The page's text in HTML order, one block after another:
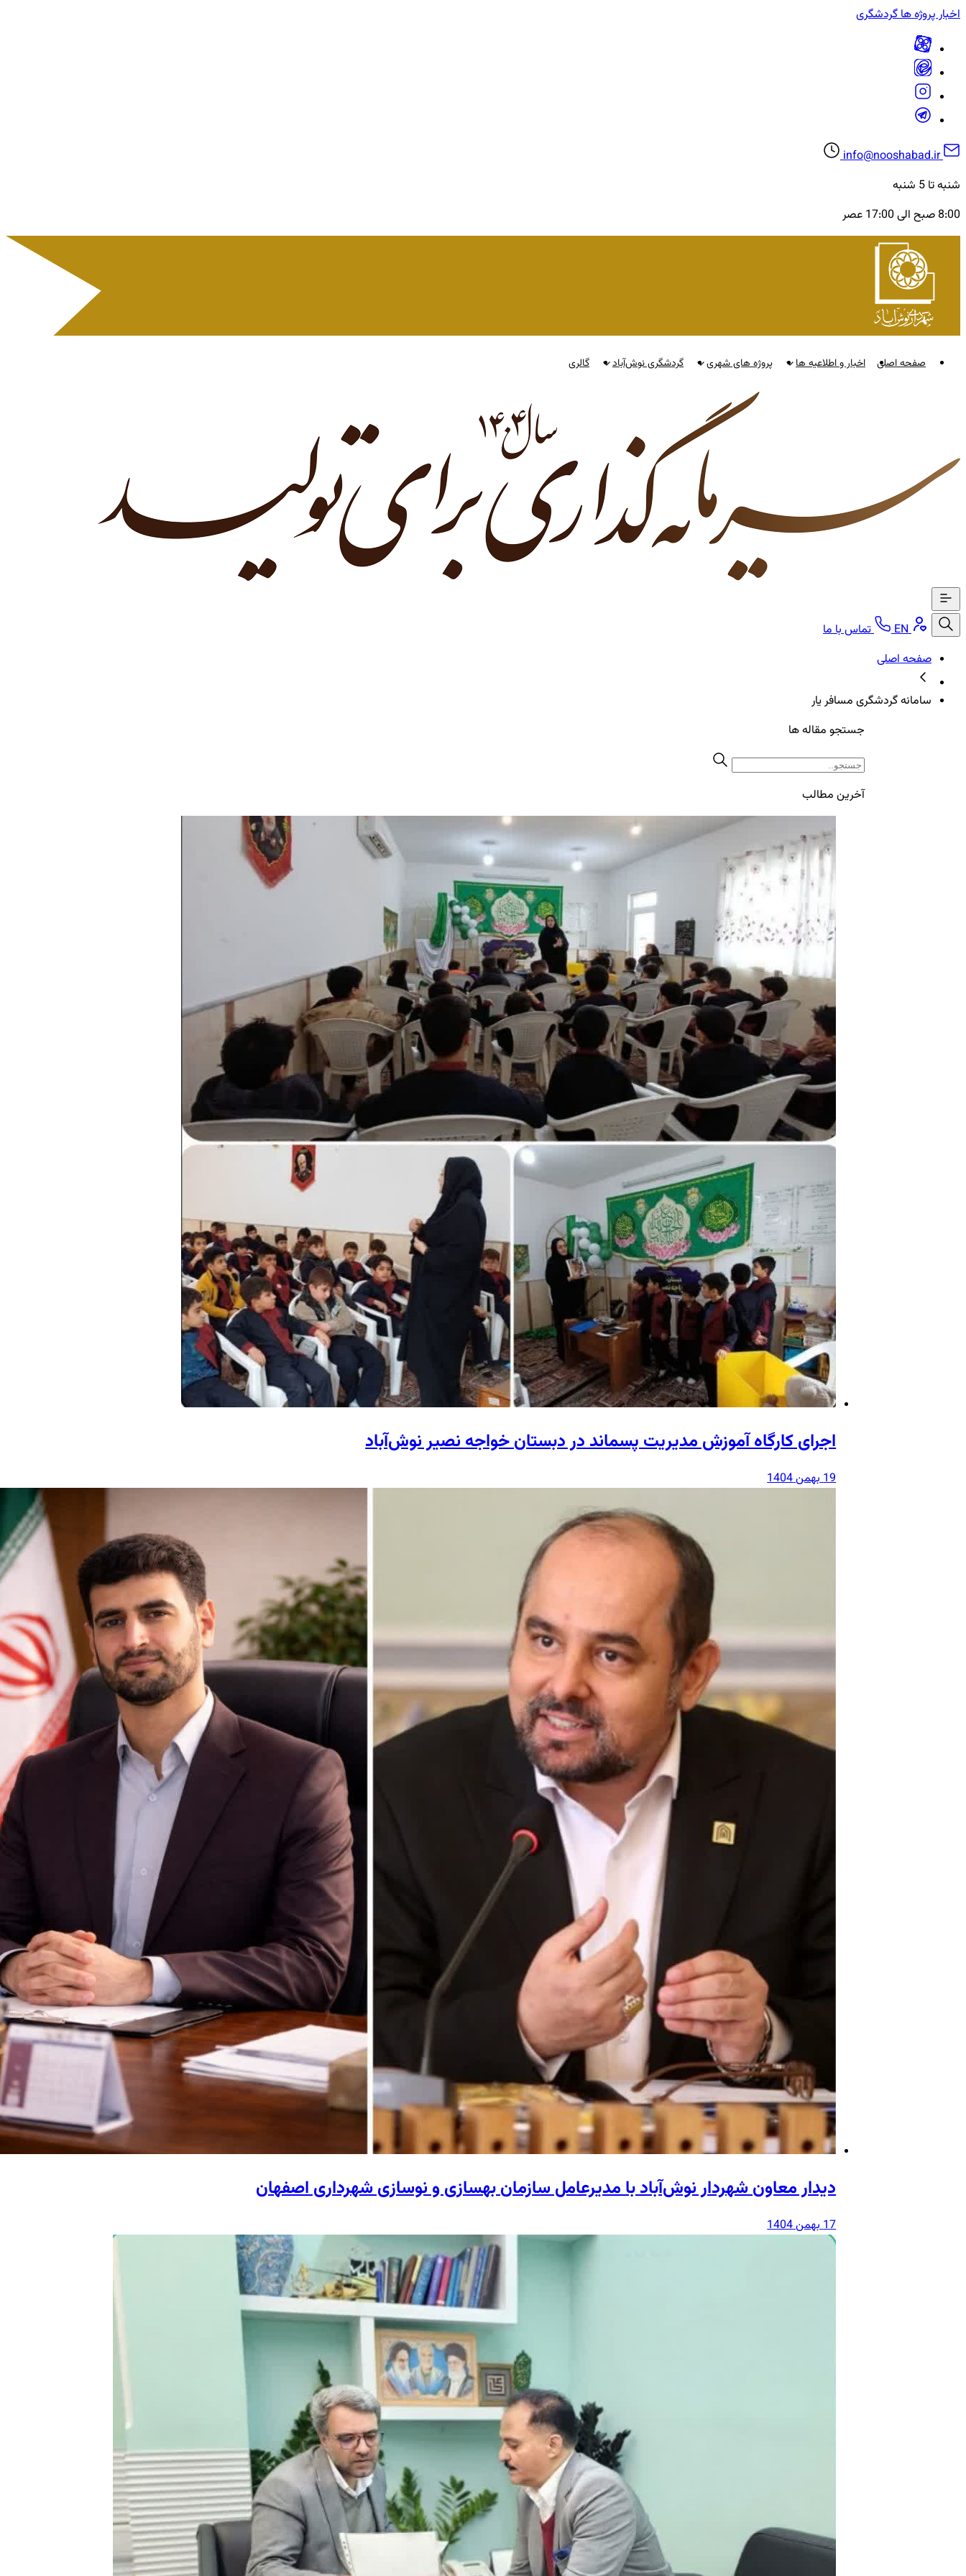
اخبارپروژه هاگردشگری
info@nooshabad.ir
شنبه تا 5 شنبه
8:00 صبح الی 17:00 عصر
صفحه اصلی اخبار و اطلاعیه ها پروژه های شهری گردشگری نوش‌آباد گالری
EN
تماس با ما
صفحه اصلی
سامانه گردشگری مسافر یار
جستجو مقاله ها
آخرین مطالب
اجرای کارگاه آموزش مدیریت پسماند در دبستان خواجه نصیر نوش‌آباد
19 بهمن 1404
دیدار معاون شهردار نوش‌آباد با مدیرعامل سازمان بهسازی و نوسازی شهرداری اصفهان
17 بهمن 1404